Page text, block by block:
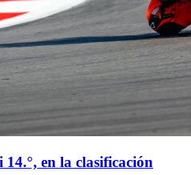
en la clasificación